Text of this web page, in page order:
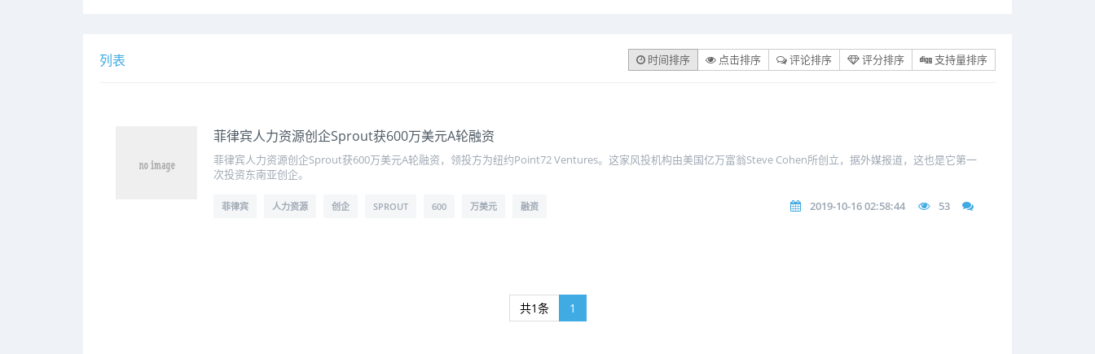
列表 时间排序 点击排序 评论排序 评分排序 支持量排序
菲律宾人力资源创企Sprout获600万美元A轮融资
菲律宾人力资源创企Sprout获600万美元A轮融资，领投方为纽约Point72 Ventures。这家风投机构由美国亿万富翁Steve Cohen所创立，据外媒报道，这也是它第一
次投资东南亚创企。
菲律宾 人力资源 创企 SPROUT 600 万美元 融资 2019-10-16 02:58:44 53
共1条 1